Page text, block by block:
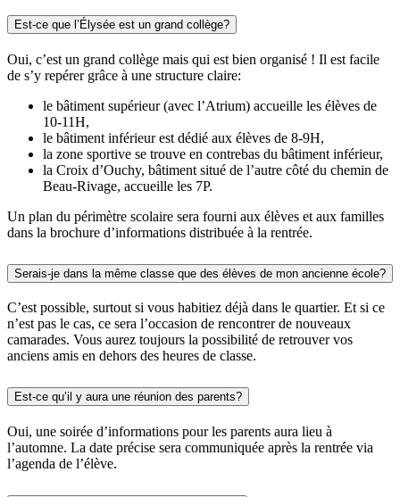
Est-ce que l’Élysée est un grand collège?
Oui, c’est un grand collège mais qui est bien organisé ! Il est facile
de s’y repérer grâce à une structure claire:
le bâtiment supérieur (avec l’Atrium) accueille les élèves de
10-11H,
le bâtiment inférieur est dédié aux élèves de 8-9H,
la zone sportive se trouve en contrebas du bâtiment inférieur,
la Croix d’Ouchy, bâtiment situé de l’autre côté du chemin de
Beau-Rivage, accueille les 7P.
Un plan du périmètre scolaire sera fourni aux élèves et aux familles
dans la brochure d’informations distribuée à la rentrée.
Serais-je dans la même classe que des élèves de mon ancienne école?
C’est possible, surtout si vous habitiez déjà dans le quartier. Et si ce
n’est pas le cas, ce sera l’occasion de rencontrer de nouveaux
camarades. Vous aurez toujours la possibilité de retrouver vos
anciens amis en dehors des heures de classe.
Est-ce qu’il y aura une réunion des parents?
Oui, une soirée d’informations pour les parents aura lieu à
l’automne. La date précise sera communiquée après la rentrée via
l’agenda de l’élève.